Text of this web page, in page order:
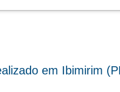
em Ibimirim